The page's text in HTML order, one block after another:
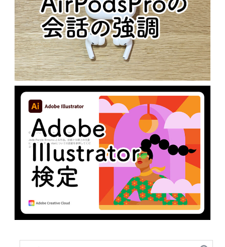
AIRPODSPROの会話の強調
N 未分類
ADOBE ILLUSTRATOR 検定